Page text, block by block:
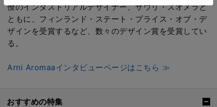
僚のインダストリアルデザイナー、サウリ・スオメラと
ともに、フィンランド・ステート・プライス・オブ・デ
ザインを受賞するなど、数々のデザイン賞を受賞してい
る。
Arni Aromaaインタビューページはこちら ≫
おすすめの特集